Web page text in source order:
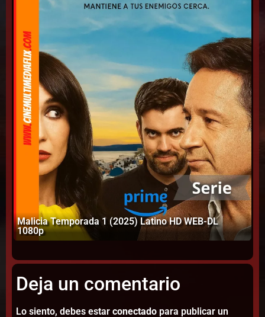
Malicia Temporada 1 (2025) Latino HD WEB-DL
1080p
Deja un comentario
Lo siento, debes estar conectado para publicar un